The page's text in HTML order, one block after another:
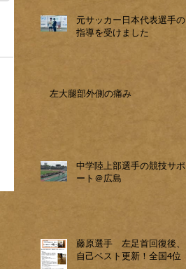
元サッカー日本代表選手の
指導を受けました
左大腿部外側の痛み
中学陸上部選手の競技サポ
ート＠広島
藤原選手 左足首回復後、
自己ベスト更新！全国4位